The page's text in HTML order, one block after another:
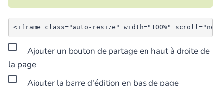
r
Ajouter un bouton de partage en haut à droite de
la page
Ajouter la barre d'édition en bas de page